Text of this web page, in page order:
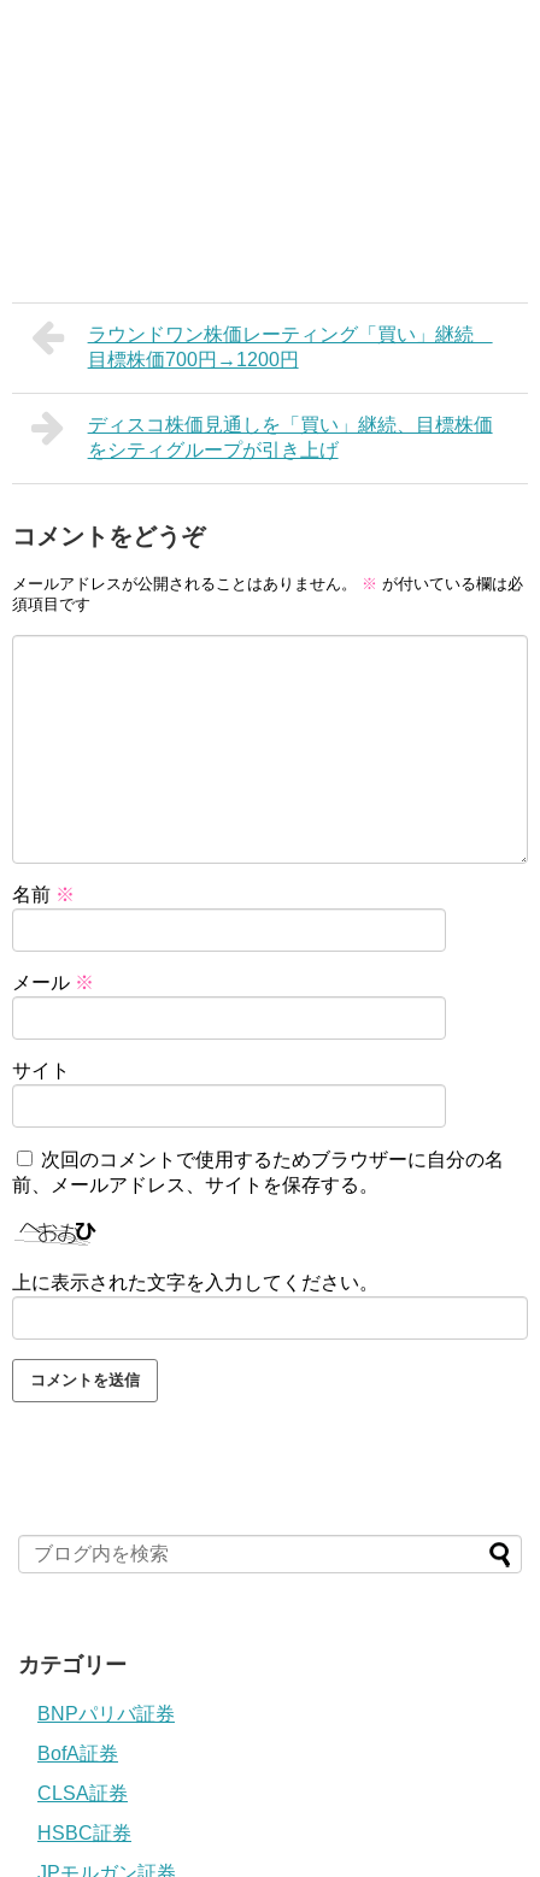
ラウンドワン株価レーティング「買い」継続
目標株価700円→1200円
ディスコ株価見通しを「買い」継続、目標株価
をシティグループが引き上げ
コメントをどうぞ
メールアドレスが公開されることはありません。 ※ が付いている欄は必
須項目です
名前 ※
メール ※
サイト
次回のコメントで使用するためブラウザーに自分の名
前、メールアドレス、サイトを保存する。
上に表示された文字を入力してください。
カテゴリー
BNPパリバ証券
BofA証券
CLSA証券
HSBC証券
JPモルガン証券